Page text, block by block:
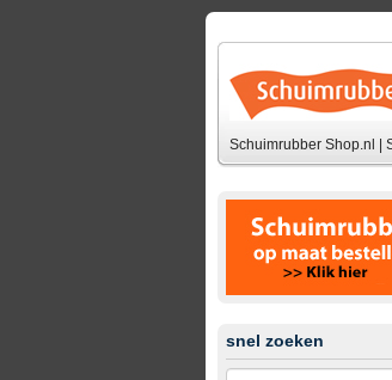
Schuimrubber Shop.nl |
snel zoeken